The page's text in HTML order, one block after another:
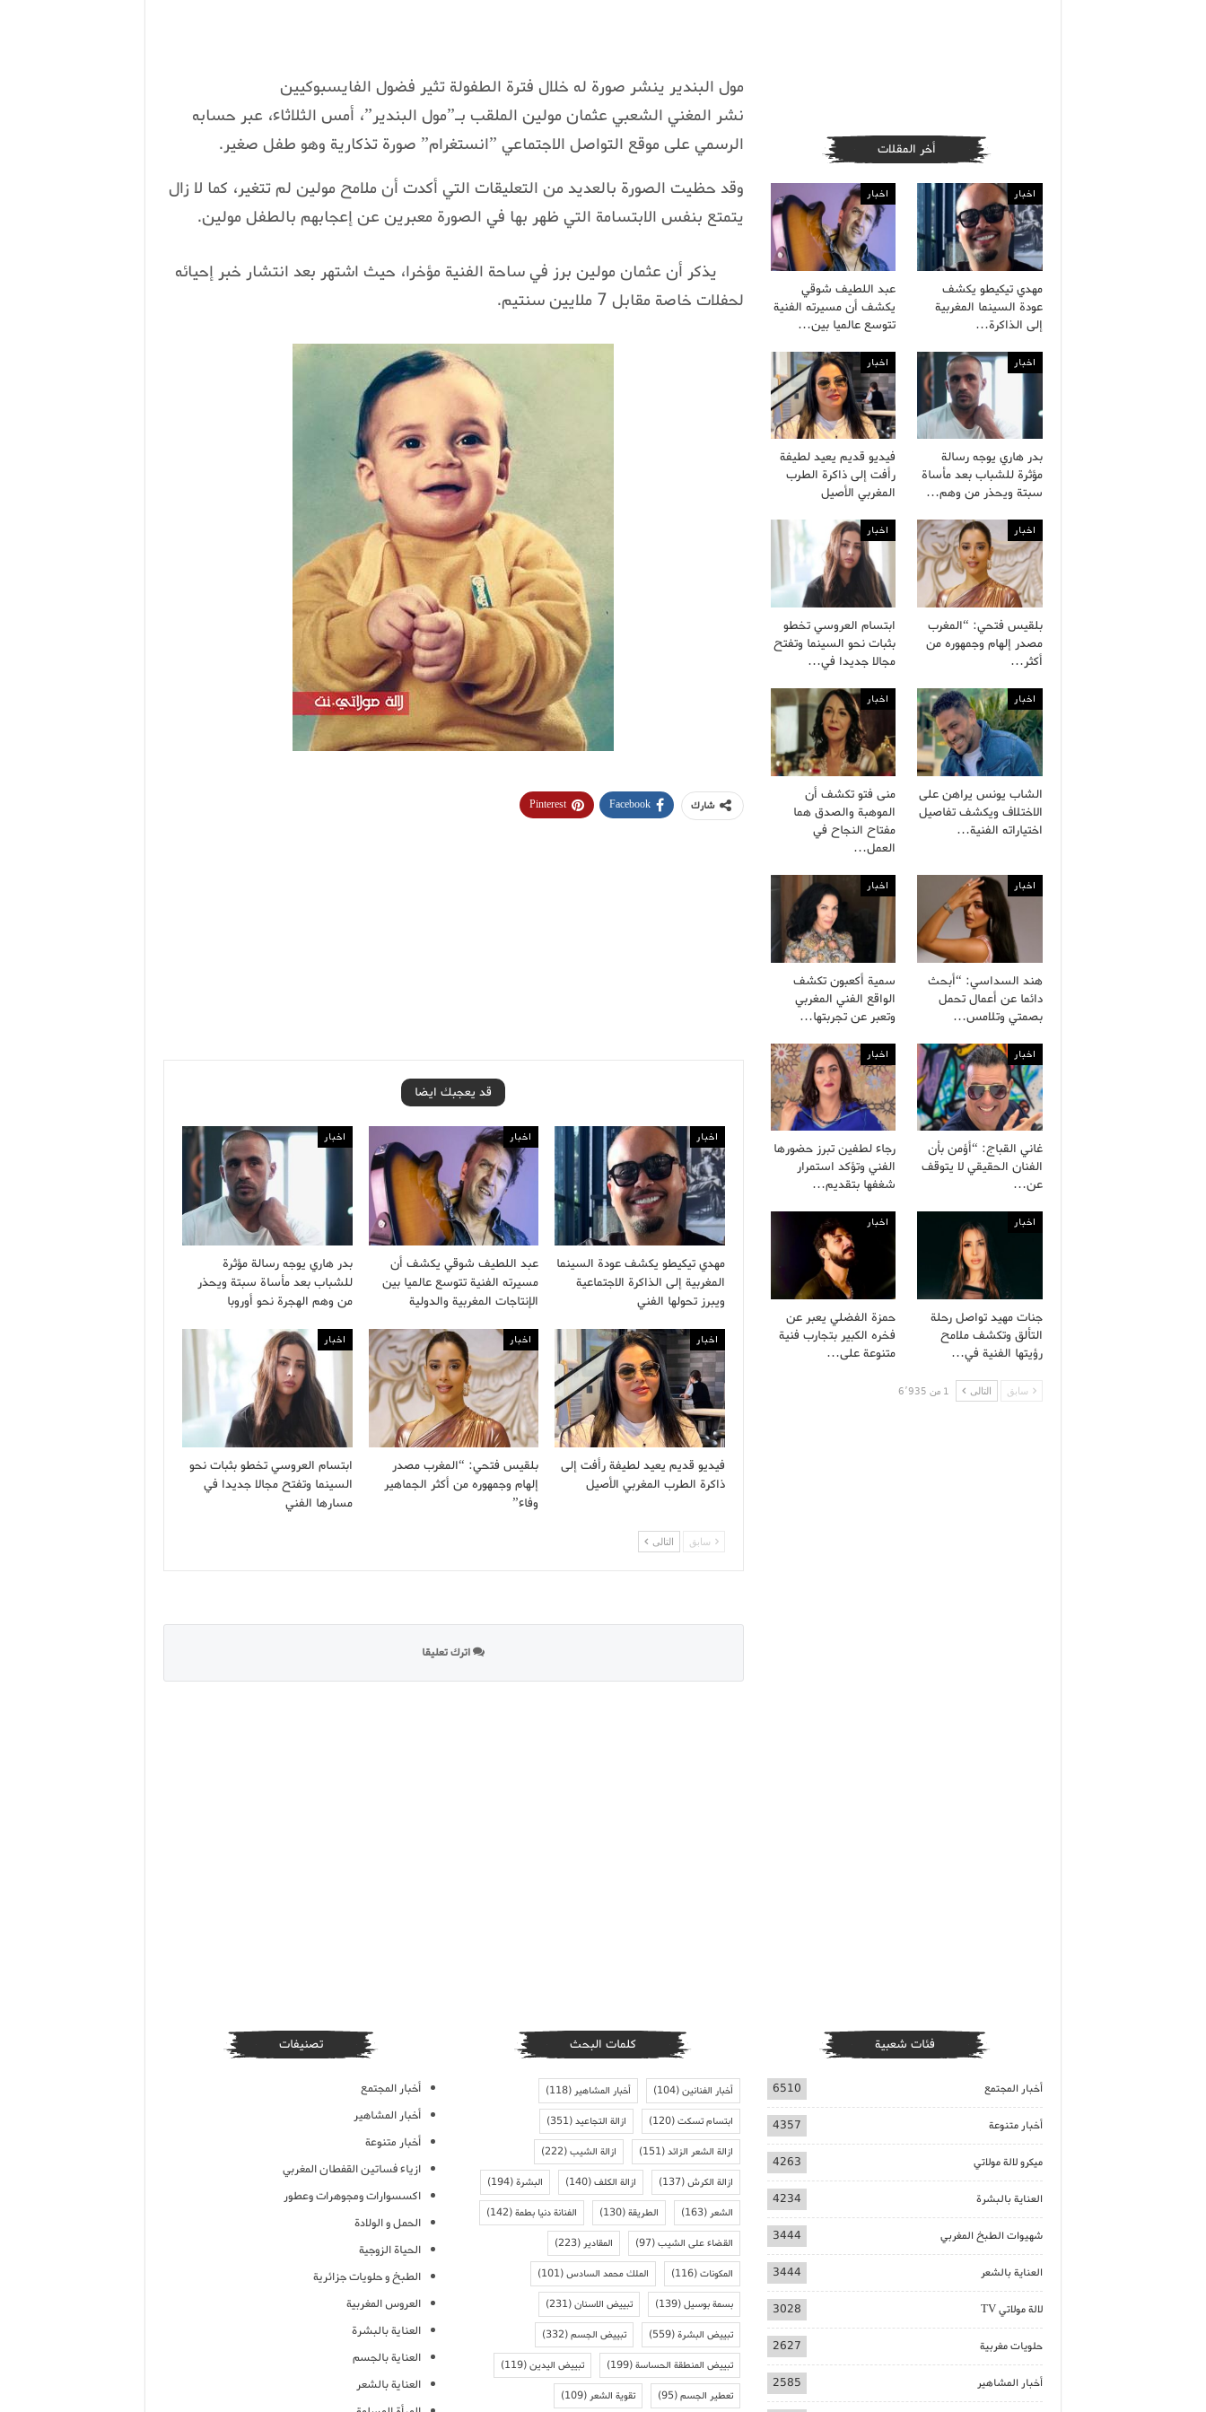
مول البندير ينشر صورة له خلال فترة الطفولة تثير فضول الفايسبوكيين
نشر المغني الشعبي عثمان مولين الملقب بـ”مول البندير”، أمس الثلاثاء، عبر حسابه
الرسمي على موقع التواصل الاجتماعي ”انستغرام” صورة تذكارية وهو طفل صغير.
وقد حظيت الصورة بالعديد من التعليقات التي أكدت أن ملامح مولين لم تتغير، كما لا زال
يتمتع بنفس الابتسامة التي ظهر بها في الصورة معبرين عن إعجابهم بالطفل مولين.
يذكر أن عثمان مولين برز في ساحة الفنية مؤخرا، حيث اشتهر بعد انتشار خبر إحيائه
لحفلات خاصة مقابل 7 ملايين سنتيم.
شارك Facebook
Pinterest
قد يعجبك ايضا
اخبار
مهدي تيكيطو يكشف عودة السينما
المغربية إلى الذاكرة الاجتماعية
ويبرز تحولها الفني
اخبار
عبد اللطيف شوقي يكشف أن
مسيرته الفنية تتوسع عالميا بين
الإنتاجات المغربية والدولية
اخبار
بدر هاري يوجه رسالة مؤثرة
للشباب بعد مأساة سبتة ويحذر
من وهم الهجرة نحو أوروبا
اخبار
فيديو قديم يعيد لطيفة رأفت إلى
ذاكرة الطرب المغربي الأصيل
اخبار
بلقيس فتحي: “المغرب مصدر
إلهام وجمهوره من أكثر الجماهير
وفاء”
اخبار
ابتسام العروسي تخطو بثبات نحو
السينما وتفتح مجالا جديدا في
مسارها الفني
سابق التالى
اترك تعليقا
أخر المقلات
اخبار
مهدي تيكيطو يكشف
عودة السينما المغربية
إلى الذاكرة…
اخبار
عبد اللطيف شوقي
يكشف أن مسيرته الفنية
تتوسع عالميا بين…
اخبار
بدر هاري يوجه رسالة
مؤثرة للشباب بعد مأساة
سبتة ويحذر من وهم…
اخبار
فيديو قديم يعيد لطيفة
رأفت إلى ذاكرة الطرب
المغربي الأصيل
اخبار
بلقيس فتحي: “المغرب
مصدر إلهام وجمهوره من
أكثر…
اخبار
ابتسام العروسي تخطو
بثبات نحو السينما وتفتح
مجالا جديدا في…
اخبار
الشاب يونس يراهن على
الاختلاف ويكشف تفاصيل
اختياراته الفنية…
اخبار
منى فتو تكشف أن
الموهبة والصدق هما
مفتاح النجاح في
العمل…
اخبار
هند السداسي: “أبحث
دائما عن أعمال تحمل
بصمتي وتلامس…
اخبار
سمية أكعبون تكشف
الواقع الفني المغربي
وتعبر عن تجربتها…
اخبار
غاني القباج: “أؤمن بأن
الفنان الحقيقي لا يتوقف
عن…
اخبار
رجاء لطفين تبرز حضورها
الفني وتؤكد استمرار
شغفها بتقديم…
اخبار
جنات مهيد تواصل رحلة
التألق وتكشف ملامح
رؤيتها الفنية في…
اخبار
حمزة الفضلي يعبر عن
فخره الكبير بتجارب فنية
متنوعة على…
سابق التالى 1 من 6٬935
فئات شعبية
أخبار المجتمع 6510
أخبار متنوعة 4357
ميكرو لالة مولاتي 4263
العناية بالبشرة 4234
شهيوات الطبخ المغربي 3444
العناية بالشعر 3444
لالة مولاتي TV 3028
حلويات مغربية 2627
أخبار المشاهير 2585
كلمات البحث
أخبار الفنانين(104) أخبار المشاهير(118)
ابتسام تسكت(120) ازالة التجاعيد(351)
ازالة الشعر الزائد(151) ازالة الشيب(222)
ازالة الكرش(137) ازالة الكلف(140) البشرة(194)
الشعر(163) الطريقة(130) الفنانة دنيا بطمة(142)
القضاء على الشيب(97) المقادير(223)
المكونات(116) الملك محمد السادس(101)
بسمة بوسيل(139) تبييض الاسنان(231)
تبييض البشرة(559) تبييض الجسم(332)
تبييض المنطقة الحساسة(199) تبييض اليدين(119)
تعطير الجسم(95) تقوية الشعر(109)
تصنيفات
أخبار المجتمع
أخبار المشاهير
أخبار متنوعة
ازياء فساتين القفطان المغربي
اكسسوارات ومجوهرات وعطور
الحمل و الولادة
الحياة الزوجية
الطبخ و حلويات جزائرية
العروس المغربية
العناية بالبشرة
العناية بالجسم
العناية بالشعر